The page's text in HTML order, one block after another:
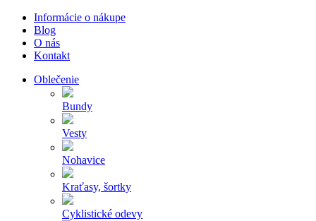
Informácie o nákupe
Blog
O nás
Kontakt
Oblečenie
Bundy
Vesty
Nohavice
Kraťasy, šortky
Cyklistické odevy